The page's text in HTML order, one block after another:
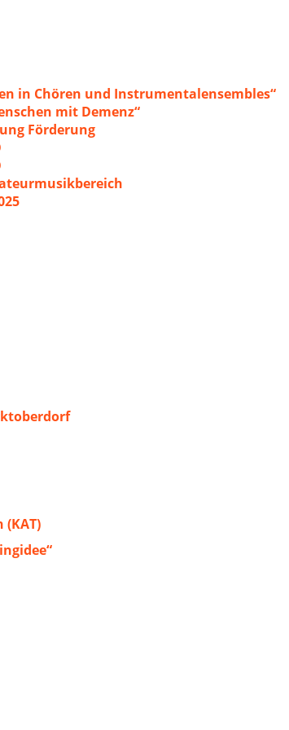
in Chören und Instrumentalensembles“
mit Demenz“
Förderung